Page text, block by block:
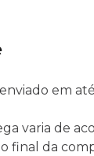
em
varia de
final da